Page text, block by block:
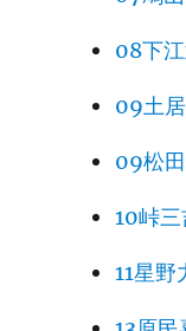
08下
09土
09松
10峠
11星野